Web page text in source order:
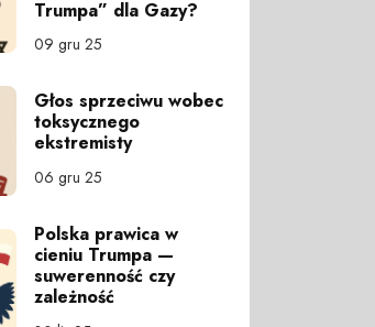
Trumpa” dla Gazy?
09 gru 25
Głos sprzeciwu wobec
toksycznego
ekstremisty
06 gru 25
Polska prawica w
cieniu Trumpa —
suwerenność czy
zależność